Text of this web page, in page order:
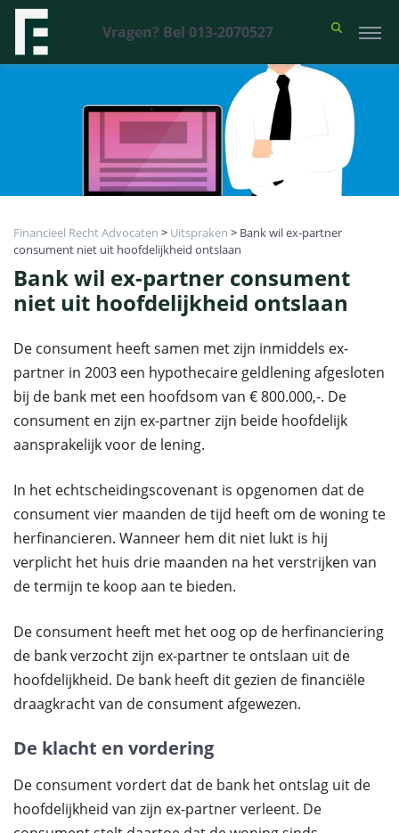
Vragen? Bel 013-2070527
Financieel Recht Advocaten > Uitspraken > Bank wil ex-partner
consument niet uit hoofdelijkheid ontslaan
Bank wil ex-partner consument
niet uit hoofdelijkheid ontslaan
De consument heeft samen met zijn inmiddels ex-
partner in 2003 een hypothecaire geldlening afgesloten
bij de bank met een hoofdsom van € 800.000,-. De
consument en zijn ex-partner zijn beide hoofdelijk
aansprakelijk voor de lening.
In het echtscheidingscovenant is opgenomen dat de
consument vier maanden de tijd heeft om de woning te
herfinancieren. Wanneer hem dit niet lukt is hij
verplicht het huis drie maanden na het verstrijken van
de termijn te koop aan te bieden.
De consument heeft met het oog op de herfinanciering
de bank verzocht zijn ex-partner te ontslaan uit de
hoofdelijkheid. De bank heeft dit gezien de financiële
draagkracht van de consument afgewezen.
De klacht en vordering
De consument vordert dat de bank het ontslag uit de
hoofdelijkheid van zijn ex-partner verleent. De